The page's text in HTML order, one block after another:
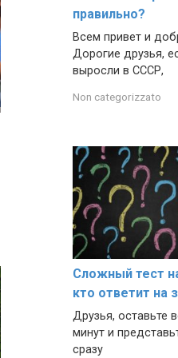
правильно?
Всем привет и
Дорогие друзья,
выросли в СССР,
Non categorizzato
Сложный тест
кто ответит на
Друзья, оставьте
минут и
сразу